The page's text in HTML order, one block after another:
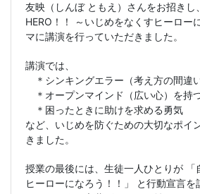
友映（しんぼ ともえ）さんをお招きし
HERO ！！ ～いじめをなくすヒーロー
マに講演を行っていただきました。
講演では、
＊シンキングエラー（考え方の間違
＊オープンマインド（広い心）を持
＊困ったときに助けを求める勇気
など、いじめを防ぐための大切なポイ
きました。
授業の最後には、生徒一人ひとりが 「
ヒーローになろう！！」 と行動宣言を